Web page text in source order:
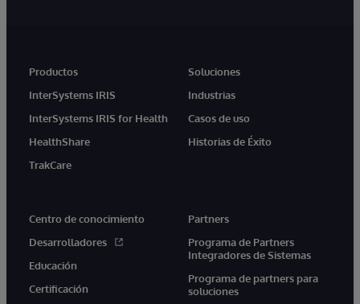
Productos
InterSystems IRIS
InterSystems IRIS for Health
HealthShare
TrakCare
Soluciones
Industrias
Casos de uso
Historias de Éxito
Centro de conocimiento
Desarrolladores
Educación
Certificación
Partners
Programa de Partners
Integradores de Sistemas
Programa de partners para
soluciones